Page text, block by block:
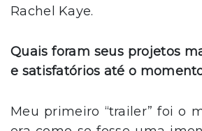
Rachel Kaye.
Quais foram seus projetos
e satisfatórios até o
Meu primeiro “trailer” foi o